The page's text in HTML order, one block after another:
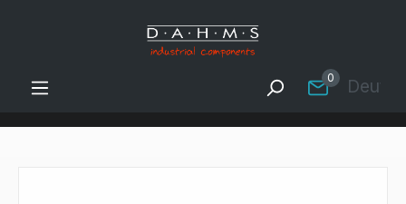
Zum Hauptinhalt springen
0